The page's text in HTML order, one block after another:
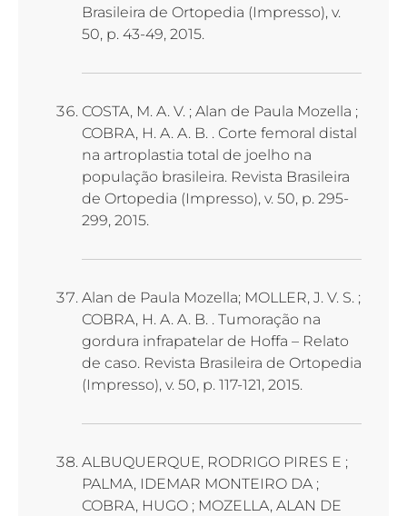
Brasileira de Ortopedia (Impresso), v.
50, p. 43-49, 2015.
COSTA, M. A. V. ; Alan de Paula Mozella ;
COBRA, H. A. A. B. . Corte femoral distal
na artroplastia total de joelho na
população brasileira. Revista Brasileira
de Ortopedia (Impresso), v. 50, p. 295-
299, 2015.
Alan de Paula Mozella; MOLLER, J. V. S. ;
COBRA, H. A. A. B. . Tumoração na
gordura infrapatelar de Hoffa – Relato
de caso. Revista Brasileira de Ortopedia
(Impresso), v. 50, p. 117-121, 2015.
ALBUQUERQUE, RODRIGO PIRES E ;
PALMA, IDEMAR MONTEIRO DA ;
COBRA, HUGO ; MOZELLA, ALAN DE